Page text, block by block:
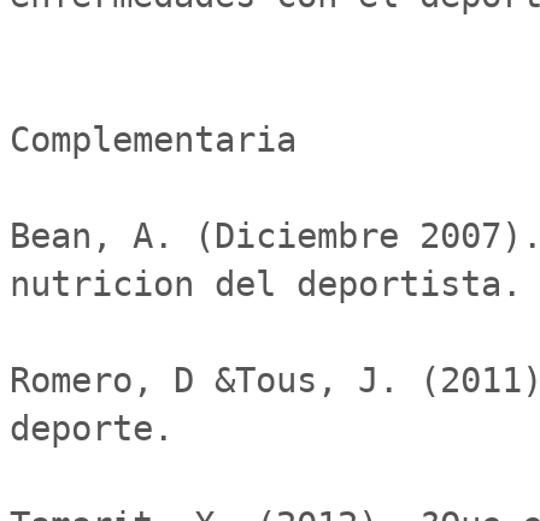
Complementaria
Bean, A. (Diciembre
nutricion del deportista.
Romero, D &Tous, J.
deporte.